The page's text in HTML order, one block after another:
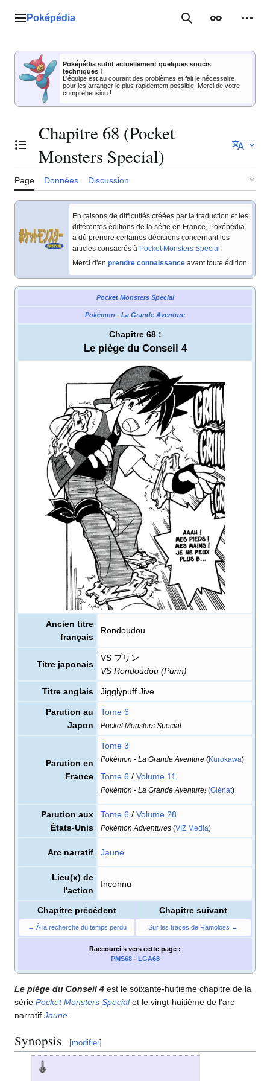
Menu principal
Poképédia RechercherApparence
Poképédia subit actuellement quelques soucis
techniques !
L'équipe est au courant des problèmes et fait le nécessaire
pour les arranger le plus rapidement possible. Merci de votre
compréhension !
Basculer la table des matières
Chapitre 68 (Pocket
Monsters Special)
Page Données Discussion
En raisons de difficultés créées par la traduction et les
différentes éditions de la série en France, Poképédia
a dû prendre certaines décisions concernant les
articles consacrés à Pocket Monsters Special.
Merci d'en prendre connaissance avant toute édition.
Pocket Monsters Special
Pokémon - La Grande Aventure
Chapitre 68 :
Le piège du Conseil 4
Ancien titre
français
Rondoudou
Titre japonais
VS プリン
VS Rondoudou (Purin)
Titre anglais Jigglypuff Jive
Parution au
Japon
Tome 6
Pocket Monsters Special
Parution en
France
Tome 3
Pokémon - La Grande Aventure (Kurokawa)
Tome 6 / Volume 11
Pokémon - La Grande Aventure!(Glénat)
Parution aux
États-Unis
Tome 6 / Volume 28
Pokémon Adventures (VIZ Media)
Arc narratif Jaune
Lieu(x) de
l'action
Inconnu
Chapitre précédent Chapitre suivant
← À la recherche du temps perdu Sur les traces de Ramoloss →
Raccourci s vers cette page :
PMS68- LGA68
Le piège du Conseil 4 est le soixante-huitième chapitre de la
série Pocket Monsters Specialet le vingt-huitième de l'arc
narratif Jaune
Synopsis [modifier]